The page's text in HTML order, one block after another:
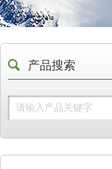
产品搜索